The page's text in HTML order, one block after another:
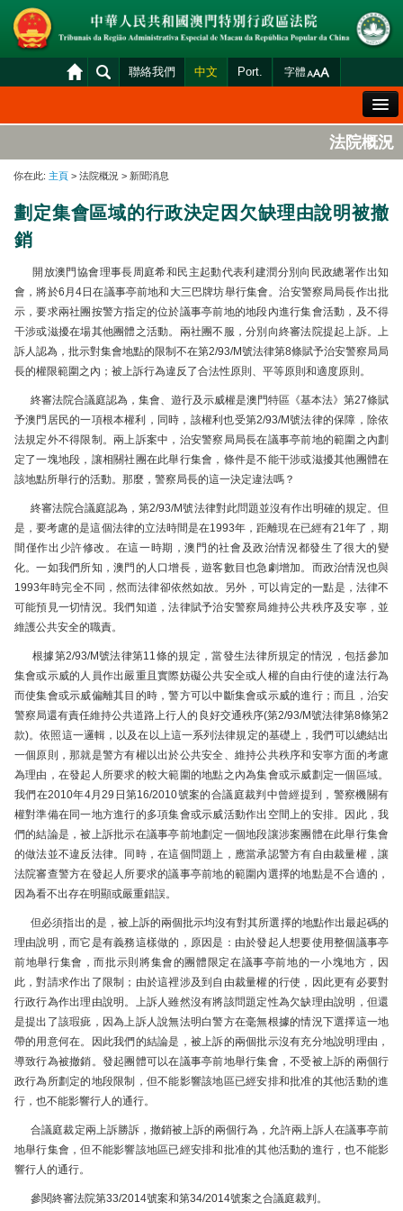
聯絡我們 中文 Port. 字體
法院概況
案件分發及排期
統計資料
財產申報查閱
下載區
法院概況
你在此: 主頁 > 法院概況 > 新聞消息
劃定集會區域的行政決定因欠缺理由說明被撤
銷
開放澳門協會理事長周庭希和民主起動代表利建潤分別向民政總署作出知
會，將於6月4日在議事亭前地和大三巴牌坊舉行集會。治安警察局局長作出批
示，要求兩社團按警方指定的位於議事亭前地的地段內進行集會活動，及不得
干涉或滋擾在場其他團體之活動。兩社團不服，分別向終審法院提起上訴。上
訴人認為，批示對集會地點的限制不在第2/93/M號法律第8條賦予治安警察局局
長的權限範圍之內；被上訴行為違反了合法性原則、平等原則和適度原則。
終審法院合議庭認為，集會、遊行及示威權是澳門特區《基本法》第27條賦
予澳門居民的一項根本權利，同時，該權利也受第2/93/M號法律的保障，除依
法規定外不得限制。兩上訴案中，治安警察局局長在議事亭前地的範圍之內劃
定了一塊地段，讓相關社團在此舉行集會，條件是不能干涉或滋擾其他團體在
該地點所舉行的活動。那麼，警察局長的這一決定違法嗎？
終審法院合議庭認為，第2/93/M號法律對此問題並沒有作出明確的規定。但
是，要考慮的是這個法律的立法時間是在1993年，距離現在已經有21年了，期
間僅作出少許修改。在這一時期，澳門的社會及政治情況都發生了很大的變
化。一如我們所知，澳門的人口增長，遊客數目也急劇增加。而政治情況也與
1993年時完全不同，然而法律卻依然如故。另外，可以肯定的一點是，法律不
可能預見一切情況。我們知道，法律賦予治安警察局維持公共秩序及安寧，並
維護公共安全的職責。
根據第2/93/M號法律第11條的規定，當發生法律所規定的情況，包括參加
集會或示威的人員作出嚴重且實際妨礙公共安全或人權的自由行使的違法行為
而使集會或示威偏離其目的時，警方可以中斷集會或示威的進行；而且，治安
警察局還有責任維持公共道路上行人的良好交通秩序(第2/93/M號法律第8條第2
款)。依照這一邏輯，以及在以上這一系列法律規定的基礎上，我們可以總結出
一個原則，那就是警方有權以出於公共安全、維持公共秩序和安寧方面的考慮
為理由，在發起人所要求的較大範圍的地點之內為集會或示威劃定一個區域。
我們在2010年4月29日第16/2010號案的合議庭裁判中曾經提到，警察機關有
權對準備在同一地方進行的多項集會或示威活動作出空間上的安排。因此，我
們的結論是，被上訴批示在議事亭前地劃定一個地段讓涉案團體在此舉行集會
的做法並不違反法律。同時，在這個問題上，應當承認警方有自由裁量權，讓
法院審查警方在發起人所要求的議事亭前地的範圍內選擇的地點是不合適的，
因為看不出存在明顯或嚴重錯誤。
但必須指出的是，被上訴的兩個批示均沒有對其所選擇的地點作出最起碼的
理由說明，而它是有義務這樣做的，原因是：由於發起人想要使用整個議事亭
前地舉行集會，而批示則將集會的團體限定在議事亭前地的一小塊地方，因
此，對請求作出了限制；由於這裡涉及到自由裁量權的行使，因此更有必要對
行政行為作出理由說明。上訴人雖然沒有將該問題定性為欠缺理由說明，但還
是提出了該瑕疵，因為上訴人說無法明白警方在毫無根據的情況下選擇這一地
帶的用意何在。因此我們的結論是，被上訴的兩個批示沒有充分地說明理由，
導致行為被撤銷。發起團體可以在議事亭前地舉行集會，不受被上訴的兩個行
政行為所劃定的地段限制，但不能影響該地區已經安排和批准的其他活動的進
行，也不能影響行人的通行。
合議庭裁定兩上訴勝訴，撤銷被上訴的兩個行為，允許兩上訴人在議事亭前
地舉行集會，但不能影響該地區已經安排和批准的其他活動的進行，也不能影
響行人的通行。
參閱終審法院第33/2014號案和第34/2014號案之合議庭裁判。